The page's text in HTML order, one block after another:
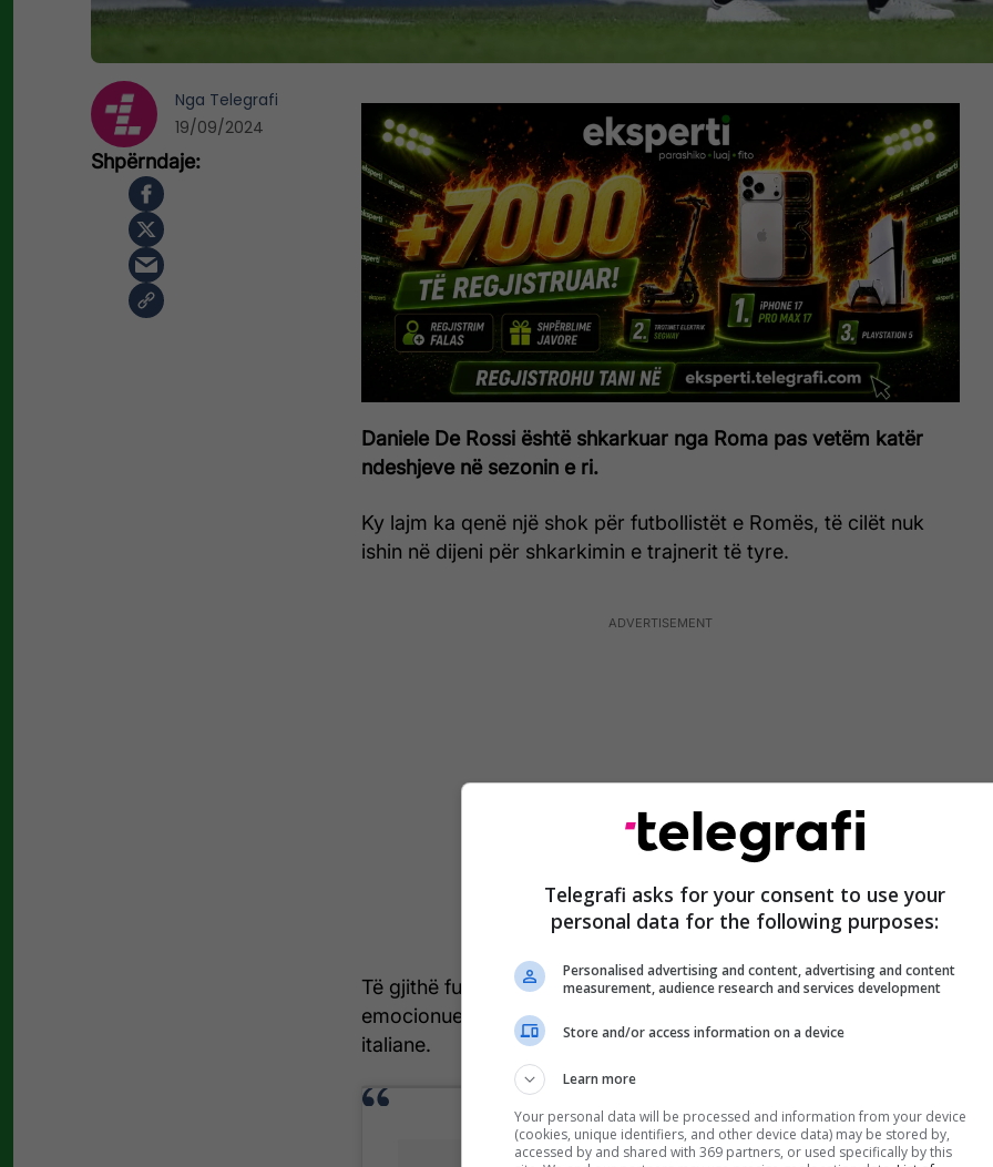
Daniele De Rossi është shkarkuar nga Roma pas vetëm katër
ndeshjeve në sezonin e ri.
Ky lajm ka qenë një shok për futbollistët e Romës, të cilët nuk
ishin në dijeni për shkarkimin e trajnerit të tyre.
Të gjithë futbollistët e klubit italian kanë shkruar mesazhe
emocionuese në rrjetet sociale duke falënderuar legjendën
italiane.
Nga Telegrafi
19/09/2024
Telegrafi asks for your consent to use your
personal data for the following purposes:
Personalised advertising and content, advertising and content
measurement, audience research and services development
Store and/or access information on a device
Learn more
Your personal data will be processed and information from your device
(cookies, unique identifiers, and other device data) may be stored by,
accessed by and shared with 369 partners, or used specifically by this